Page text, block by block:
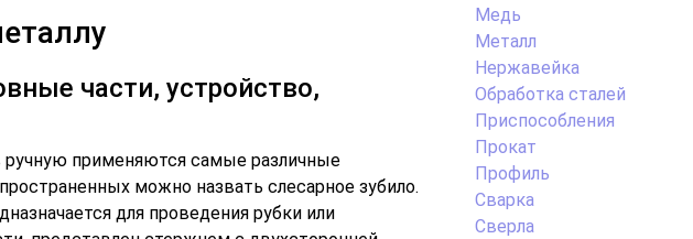
части, устройство,
ручную применяются самые различные
можно назвать слесарное зубило.
для проведения рубки или
Медь
Металл
Нержавейка
Обработка сталей
Приспособления
Прокат
Профиль
Сварка
Сверла